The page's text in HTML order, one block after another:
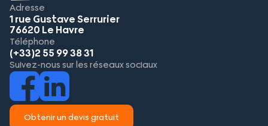
Adresse
1 rue Gustave Serrurier
76620 Le Havre
Téléphone
(+33)2 55 99 38 31
Suivez-nous sur les réseaux sociaux
Obtenir un devis gratuit